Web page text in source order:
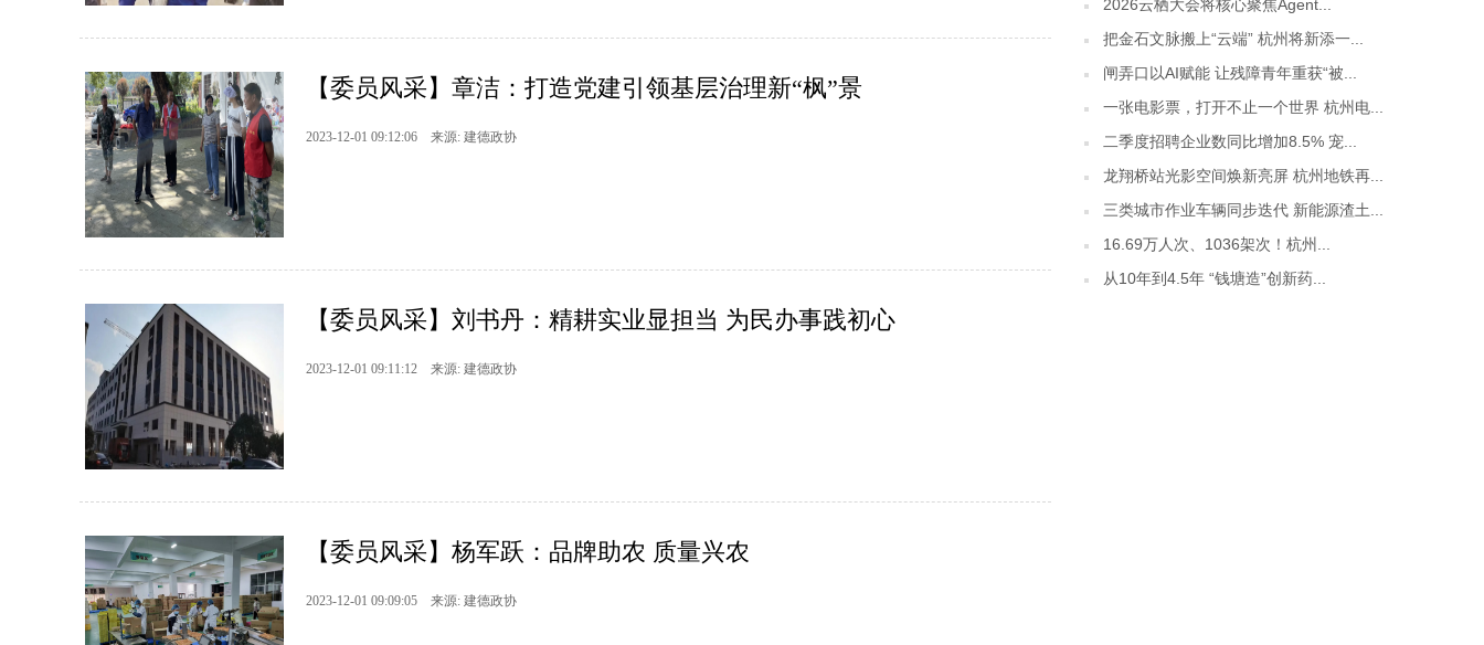
【委员风采】章洁：打造党建引领基层治理新“枫”景
2023-12-01 09:12:06 来源: 建德政协
【委员风采】刘书丹：精耕实业显担当 为民办事践初心
2023-12-01 09:11:12 来源: 建德政协
【委员风采】杨军跃：品牌助农 质量兴农
2023-12-01 09:09:05 来源: 建德政协
2026云栖大会将核心聚焦Agent...
把金石文脉搬上“云端” 杭州将新添一...
闸弄口以AI赋能 让残障青年重获“被...
一张电影票，打开不止一个世界 杭州电...
二季度招聘企业数同比增加8.5% 宠...
龙翔桥站光影空间焕新亮屏 杭州地铁再...
三类城市作业车辆同步迭代 新能源渣土...
16.69万人次、1036架次！杭州...
从10年到4.5年 “钱塘造”创新药...